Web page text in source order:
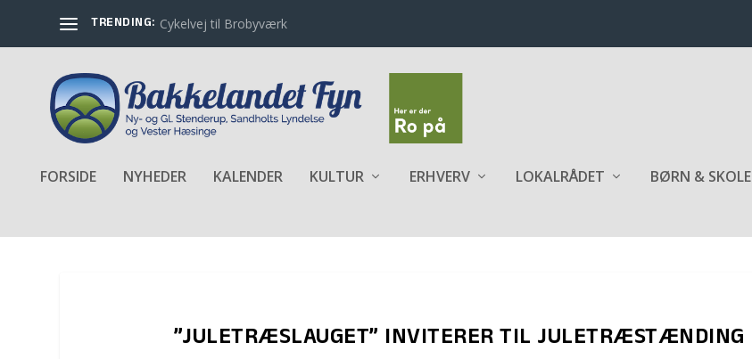
TRENDING: Cykelvej til Brobyværk
FORSIDE NYHEDER KALENDER KULTUR ERHVERV LOKALRÅDET BØRN & SKOLE
”JULETRÆSLAUGET” INVITERER TIL JULETRÆSTÆNDING